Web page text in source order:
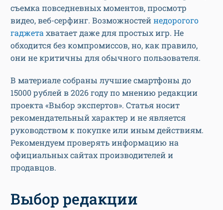
съемка повседневных моментов, просмотр
видео, веб-серфинг. Возможностейнедорогого
гаджетахватает даже для простых игр. Не
обходится без компромиссов, но, как правило,
они не критичны для обычного пользователя.
В материале собраны лучшие смартфоны до
15000 рублей в 2026 году по мнению редакции
проекта «Выбор экспертов». Статья носит
рекомендательный характер и не является
руководством к покупке или иным действиям.
Рекомендуем проверять информацию на
официальных сайтах производителей и
продавцов.
Выбор редакции